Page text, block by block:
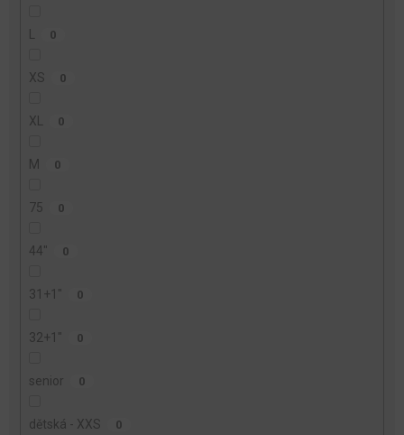
L 0
XS 0
XL 0
M 0
75 0
44" 0
31+1" 0
32+1" 0
senior 0
dětská - XXS 0